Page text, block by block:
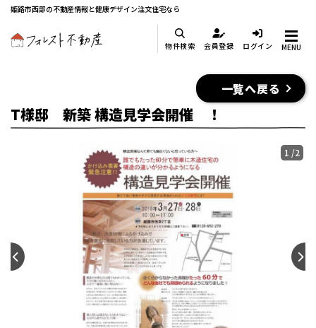
姫路市西部の不動産情報と健康デザイン注文住宅なら
物件検索 会員登録 ログイン MENU
一覧へ戻る
T様邸 新築 構造見学会開催 ！
1 /2